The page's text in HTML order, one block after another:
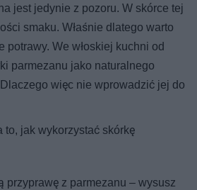
jest jedynie z pozoru. W skórce tej
smaku. Właśnie dlatego warto
potrawy. We włoskiej kuchni od
parmezanu jako naturalnego
więc nie wprowadzić jej do
to, jak wykorzystać skórkę
przyprawę z parmezanu – wysusz